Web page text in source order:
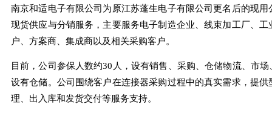
南京和适电子有限公司为原江苏蓬生电子有限公司更名后的现
现货供应与分销服务，主要服务电子制造企业、线束加工厂、
户、方案商、集成商以及相关采购客户。
目前，公司参保人数约30人，设有销售、采购、仓储物流、市
设有仓储。公司围绕客户在连接器采购过程中的真实需求，提
理、出入库和发货交付等服务支持。